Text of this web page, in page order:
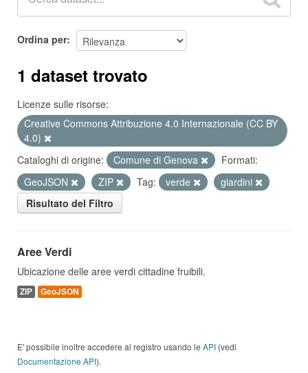
Ordina per
1 dataset trovato
Licenze sulle risorse:
Creative Commons Attribuzione 4.0 Internazionale (CC BY
4.0)
Cataloghi di origine:
Comune di Genova
Formati:
GeoJSON
ZIP Tag: verde
giardini
Risultato del Filtro
Aree Verdi
Ubicazione delle aree verdi cittadine fruibili.
ZIP GeoJSON
E' possibile inoltre accedere al registro usando le API (vedi
Documentazione API).